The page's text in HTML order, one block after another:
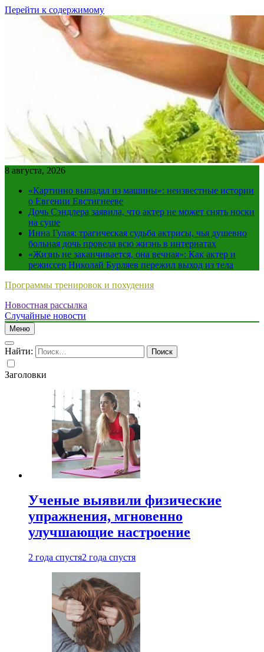
Перейти к содержимому
8 августа, 2026
«Картинно выпадал из машины»: неизвестные истории
о Евгении Евстигнееве
Дочь Сэндлера заявила, что актер не может снять носки
на суше
Инна Гулая: трагическая судьба актрисы, чья душевно
больная дочь провела всю жизнь в интернатах
«Жизнь не заканчивается, она вечная»: Как актер и
режиссер Николай Бурляев пережил выход из тела
Программы тренировок и похудения
Новостная рассылка
Случайные новости
Меню
Найти:
Заголовки
Ученые выявили физические
упражнения, мгновенно
улучшающие настроение
2 года спустя2 года спустя